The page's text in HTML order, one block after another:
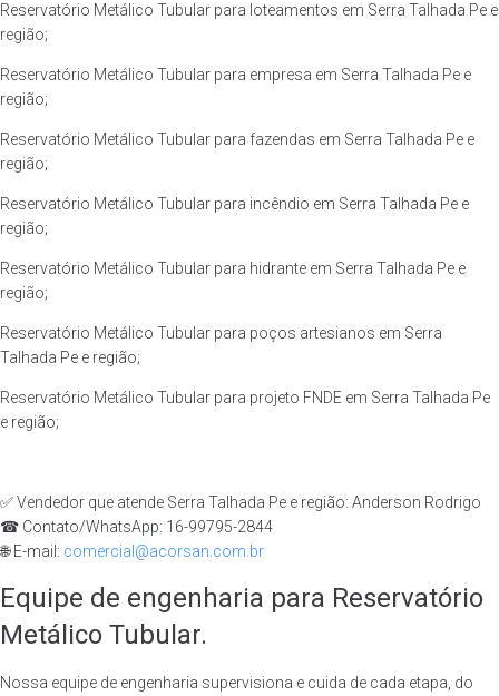
Reservatório Metálico Tubular para loteamentos em Serra Talhada Pe e
região;
Reservatório Metálico Tubular para empresa em Serra Talhada Pe e
região;
Reservatório Metálico Tubular para fazendas em Serra Talhada Pe e
região;
Reservatório Metálico Tubular para incêndio em Serra Talhada Pe e
região;
Reservatório Metálico Tubular para hidrante em Serra Talhada Pe e
região;
Reservatório Metálico Tubular para poços artesianos em Serra
Talhada Pe e região;
Reservatório Metálico Tubular para projeto FNDE em Serra Talhada Pe
e região;
✅ Vendedor que atende Serra Talhada Pe e região: Anderson Rodrigo
☎ Contato/WhatsApp: 16-99795-2844
🌐 E-mail: comercial@acorsan.com.br
Equipe de engenharia para Reservatório
Metálico Tubular.
Nossa equipe de engenharia supervisiona e cuida de cada etapa, do